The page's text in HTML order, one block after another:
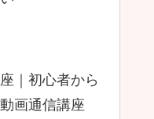
｜初心者から
画通信講座